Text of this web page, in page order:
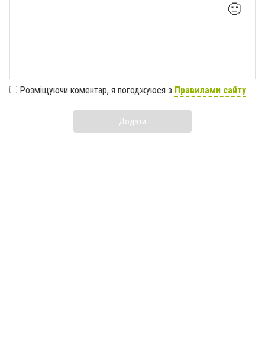
🙂
Розміщуючи коментар, я погоджуюся з Правилами сайту
Додати